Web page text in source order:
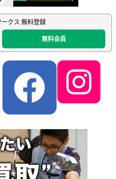
クス 無料登録
無料会員